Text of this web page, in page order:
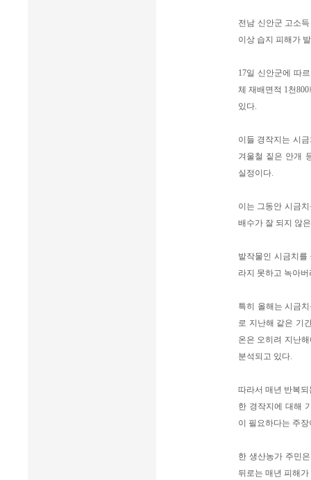
전남 신안군 고소
이상 습지 피해가
17일 신안군에 따
체 재배면적 1천
있다.
이들 경작지는 시
겨울철 짙은 안개
실정이다.
이는 그동안 시금
배수가 잘 되지 않
밭작물인 시금치
라지 못하고 녹아
특히 올해는 시금
로 지난해 같은 기
온은 오히려 지난
분석되고 있다.
따라서 매년 반복
한 경작지에 대해
이 필요하다는 주장
한 생산농가 주민
뒤로는 매년 피해